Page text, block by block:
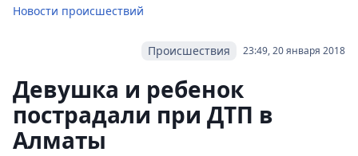
Новости происшествий
23:49, 20 января 2018
Происшествия
Девушка и ребенок
пострадали при ДТП в
Алматы